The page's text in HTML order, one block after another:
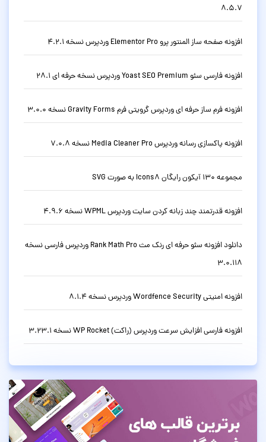
8.5.7
افزونه صفحه ساز المنتور پرو Elementor Pro وردپرس نسخه 4.2.1
افزونه فارسی سئو Yoast SEO Premium وردپرس نسخه حرفه ای 28.1
افزونه فرم ساز حرفه ای وردپرس گرویتی فرم Gravity Forms نسخه 3.0.0
افزونه پاکسازی رسانه وردپرس Media Cleaner Pro نسخه 7.0.8
مجموعه 130 آیکون رایگان Icons8 به صورت SVG
افزونه قدرتمند چند زبانه کردن سایت وردپرس WPML نسخه 4.9.6
دانلود افزونه سئو حرفه ای رنک مث Rank Math Pro وردپرس فارسی نسخه
3.0.118
افزونه امنیتی Wordfence Security وردپرس نسخه 8.1.4
افزونه فارسی افزایش سرعت وردپرس (راکت) WP Rocket نسخه 3.23.1